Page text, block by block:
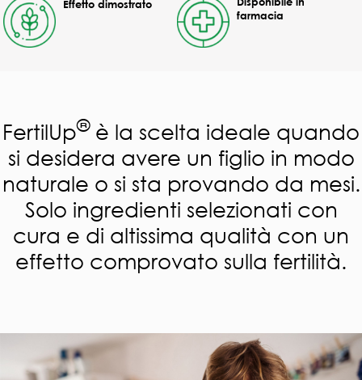
Effetto dimostrato
farmacia
FertilUp®è la scelta ideale quando
si desidera avere un figlio in modo
naturale o si sta provando da mesi.
Solo ingredienti selezionati con
cura e di altissima qualità con un
effetto comprovato sulla fertilità.